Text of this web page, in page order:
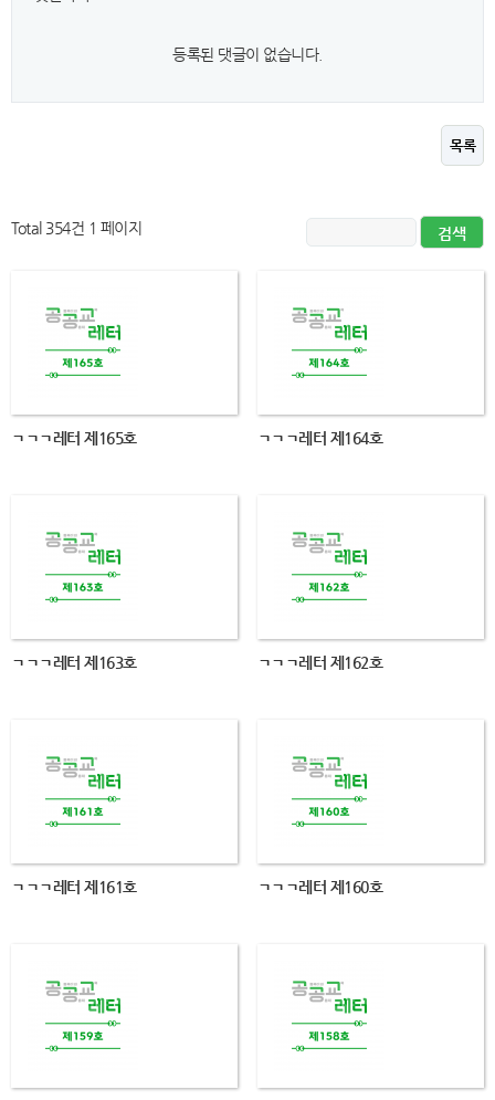
등록된 댓글이 없습니다.
목록
Total 354건 1 페이지
ㄱㄱㄱ레터 제165호 ㄱㄱㄱ레터 제164호
ㄱㄱㄱ레터 제163호 ㄱㄱㄱ레터 제162호
ㄱㄱㄱ레터 제161호 ㄱㄱㄱ레터 제160호